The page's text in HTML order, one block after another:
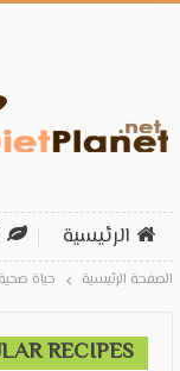
الرئيسية
الصفحة الرئيسية حياة صحية
RECIPES